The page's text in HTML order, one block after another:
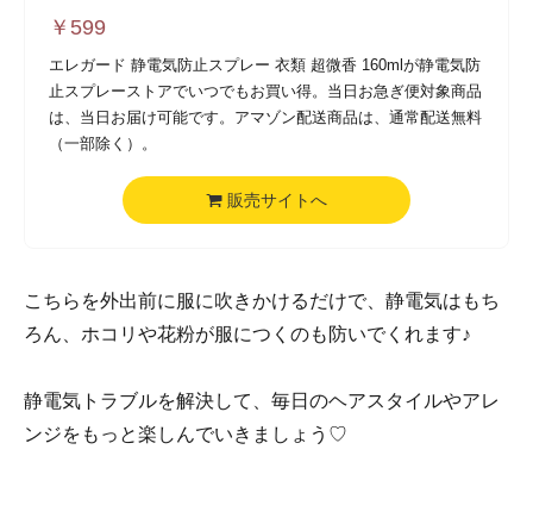
￥ 599
エレガード 静電気防止スプレー 衣類 超微香 160mlが静電気防
止スプレーストアでいつでもお買い得。当日お急ぎ便対象商品
は、当日お届け可能です。アマゾン配送商品は、通常配送無料
（一部除く）。
販売サイトへ
こちらを外出前に服に吹きかけるだけで、静電気はもち
ろん、ホコリや花粉が服につくのも防いでくれます♪
静電気トラブルを解決して、毎日のヘアスタイルやアレ
ンジをもっと楽しんでいきましょう♡